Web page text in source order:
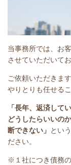
当事務所では、お
させていただいてお
ご依頼いただきま
やりとりも任せる
「長年、返済して
どうしたらいいの
断できない」 とい
ださい。
※１社につき債務